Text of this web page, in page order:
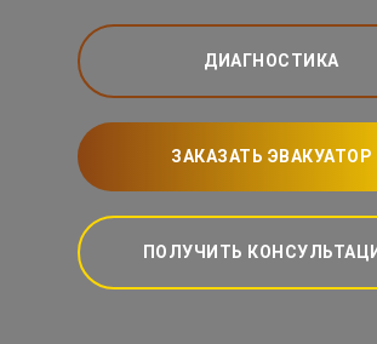
ДИАГНОСТИКА
ЗАКАЗАТЬ ЭВАКУАТОР
ПОЛУЧИТЬ